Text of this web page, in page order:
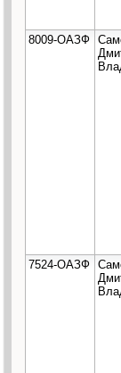
8009-ОАЗФ
7524-ОАЗФ